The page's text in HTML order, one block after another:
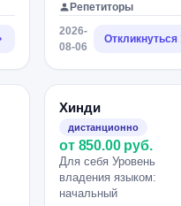
Репетиторы
2026-
08-06
Откликнуться
Хинди
дистанционно
от 850.00 руб.
Для себя Уровень
владения языком:
начальный